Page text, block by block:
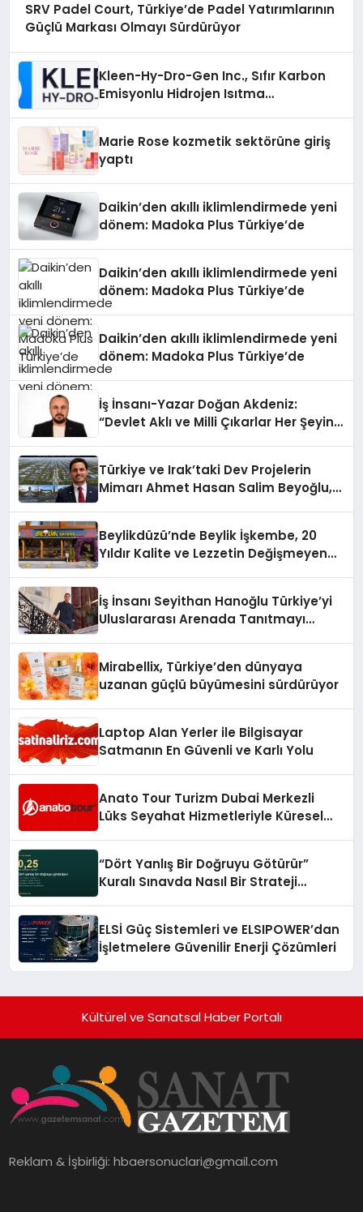
SRV Padel Court, Türkiye’de Padel Yatırımlarının
Güçlü Markası Olmayı Sürdürüyor
Kleen-Hy-Dro-Gen Inc., Sıfır Karbon
Emisyonlu Hidrojen Isıtma
Marie Rose kozmetik sektörüne giriş
yaptı
Daikin’den akıllı iklimlendirmede yeni
dönem: Madoka Plus Türkiye’de
Daikin’den akıllı iklimlendirmede yeni
dönem: Madoka Plus Türkiye’de
Daikin’den akıllı iklimlendirmede yeni
dönem: Madoka Plus Türkiye’de
İş İnsanı-Yazar Doğan Akdeniz:
“Devlet Aklı ve Milli Çıkarlar Her Şeyin
Türkiye ve Irak’taki Dev Projelerin
Mimarı Ahmet Hasan Salim Beyoğlu,
Hayata Geçirecek
Beylikdüzü’nde Beylik İşkembe, 20
Yıldır Kalite ve Lezzetin Değişmeyen
İş İnsanı Seyithan Hanoğlu Türkiye’yi
Uluslararası Arenada Tanıtmayı
Mirabellix, Türkiye’den dünyaya
uzanan güçlü büyümesini sürdürüyor
Laptop Alan Yerler ile Bilgisayar
Satmanın En Güvenli ve Karlı Yolu
Anato Tour Turizm Dubai Merkezli
Lüks Seyahat Hizmetleriyle Küresel
“Dört Yanlış Bir Doğruyu Götürür”
Kuralı Sınavda Nasıl Bir Strateji
ELSİ Güç Sistemleri ve ELSIPOWER’dan
İşletmelere Güvenilir Enerji Çözümleri
Kültürel ve Sanatsal Haber Portalı
Reklam & İşbirliği:hbaersonuclari@gmail.com